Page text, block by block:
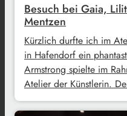
Besuch bei Gaia,
Mentzen
Kürzlich durfte ich im
in Hafendorf ein
Armstrong spielte im
Atelier der Künstlerin.